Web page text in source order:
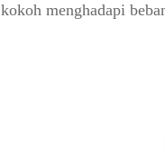
kokoh menghadapi